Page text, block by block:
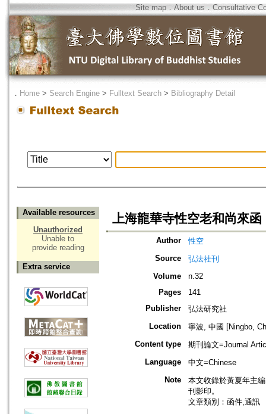
Site map．About us ． Consultative
． Home > Search Engine > Fulltext Search > Bibliography Detail
Available resources
Unauthorized
Unable to
provide reading
Extra service
上海龍華寺性空老和尚來函
Author
性空
Source
弘法社刊
Volume
n.32
Pages
141
Publisher
弘法研究社
Location
寧波, 中國 [Ningbo,
Content type
期刊論文=Journal
Language
中文=Chinese
Note
本文收錄於黃夏年主
刊影印。
文章類別：函件,通訊